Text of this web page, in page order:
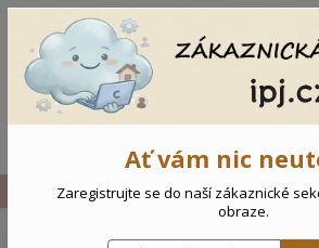
Vše Kojenecký overal Myšky
Ať vám nic
Zaregistrujte se do naší zákaznické
obraze.